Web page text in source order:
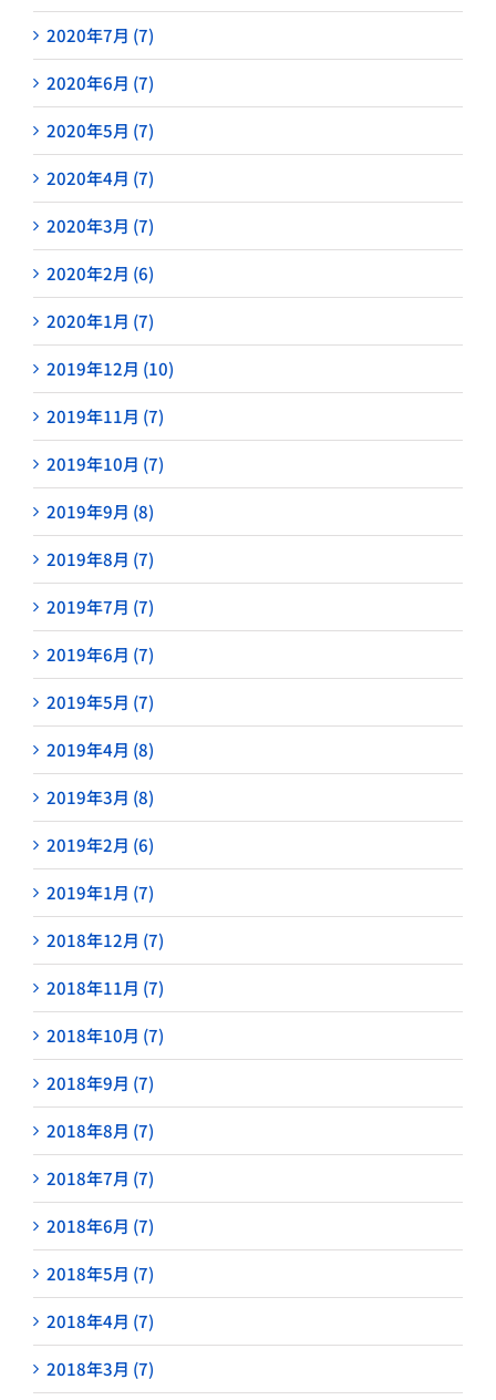
2020年7月 (7)
2020年6月 (7)
2020年5月 (7)
2020年4月 (7)
2020年3月 (7)
2020年2月 (6)
2020年1月 (7)
2019年12月 (10)
2019年11月 (7)
2019年10月 (7)
2019年9月 (8)
2019年8月 (7)
2019年7月 (7)
2019年6月 (7)
2019年5月 (7)
2019年4月 (8)
2019年3月 (8)
2019年2月 (6)
2019年1月 (7)
2018年12月 (7)
2018年11月 (7)
2018年10月 (7)
2018年9月 (7)
2018年8月 (7)
2018年7月 (7)
2018年6月 (7)
2018年5月 (7)
2018年4月 (7)
2018年3月 (7)